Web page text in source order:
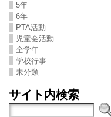
5年
6年
PTA活動
児童会活動
全学年
学校行事
未分類
サイト内検索